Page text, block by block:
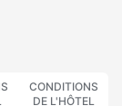
CONDITIONS
DE L'HÔTEL